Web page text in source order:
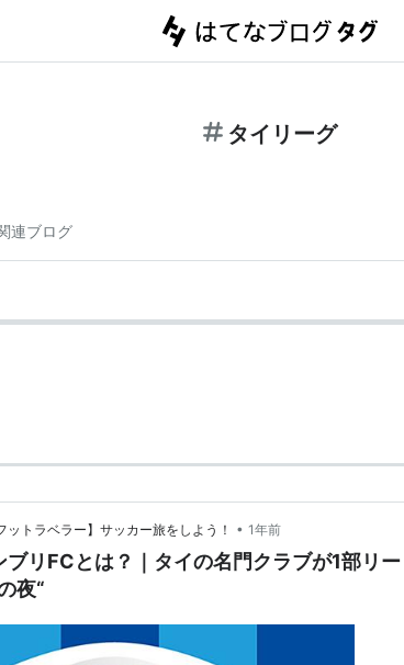
タイリーグ
連ブログ
トラベラー】サッカー旅をしよう！ • 1年前
ブリFCとは？｜タイの名門クラブが1部リー
夜“